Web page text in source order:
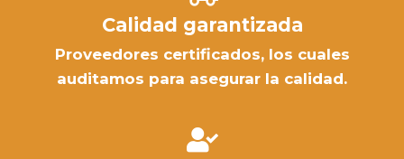
Calidad garantizada
Proveedores certificados, los cuales
auditamos para asegurar la calidad.